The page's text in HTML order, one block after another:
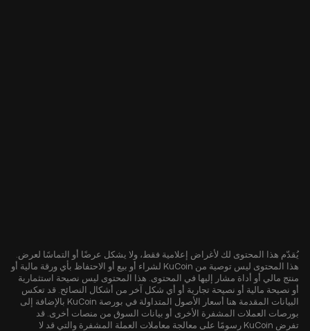
يُقدّم هذا المحتوى لك لأغراض إعلامية فقط، ولا يشكل عرضًا أو التماسًا لعرض.
هذا المحتوى ليس توصية من KuCoin لشراء أو بيع أو الاحتفاظ بأي ورقة مالية أو
منتج مالي أو أداة مشار إليها في المحتوى. هذا المحتوى ليس نصيحة استثمارية
أو نصيحة مالية أو نصيحة تجارية أو أي شكل آخر من أشكال النصائح. قد تعكس
البيانات المقدمة هنا أسعار الأصول المتداولة في بورصة KuCoin بالإضافة إلى
بورصات العملات المشفرة الأخرى أو بيانات السوق من منصات أخرى. قد
تفرض KuCoin رسومًا على معالجة معاملات العملة المشفرة والتي قد لا